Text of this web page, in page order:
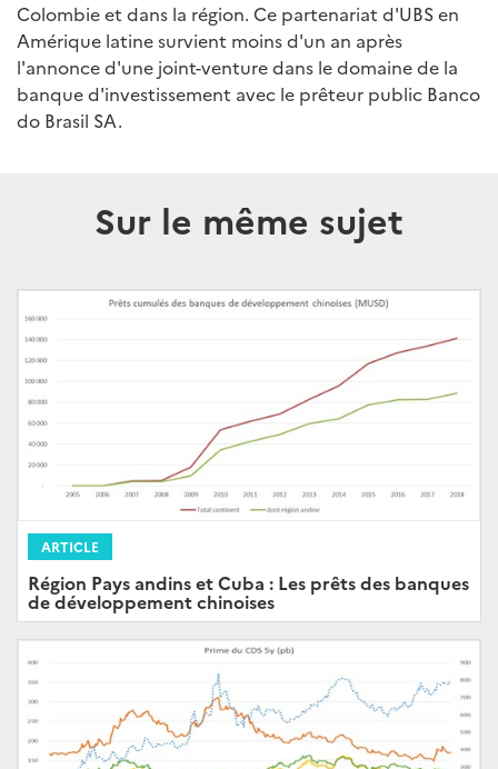
Colombie et dans la région. Ce partenariat d'UBS en
Amérique latine survient moins d'un an après
l'annonce d'une joint-venture dans le domaine de la
banque d'investissement avec le prêteur public Banco
do Brasil SA.
Sur le même sujet
ARTICLE
Région Pays andins et Cuba : Les prêts des banques
de développement chinoises